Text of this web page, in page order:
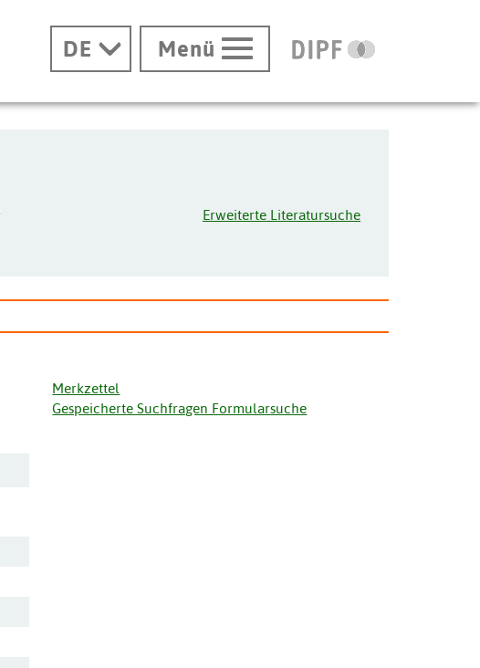
DE Menü
Erweiterte Literatursuche
Merkzettel
Gespeicherte Suchfragen Formularsuche